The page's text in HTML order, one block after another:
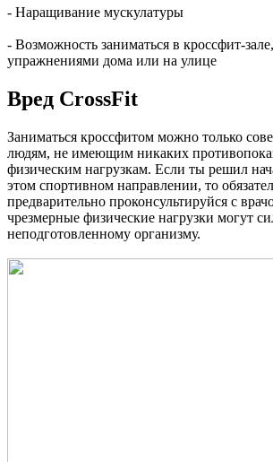
- Наращивание мускулатуры
- Возможность заниматься в кроссфит-
упражнениями дома или на улице
Вред CrossFit
Заниматься кроссфитом можно только
людям, не имеющим никаких
физическим нагрузкам. Если ты решил
этом спортивном направлении, то
предварительно проконсультируйся с
чрезмерные физические нагрузки могут
неподготовленному организму.